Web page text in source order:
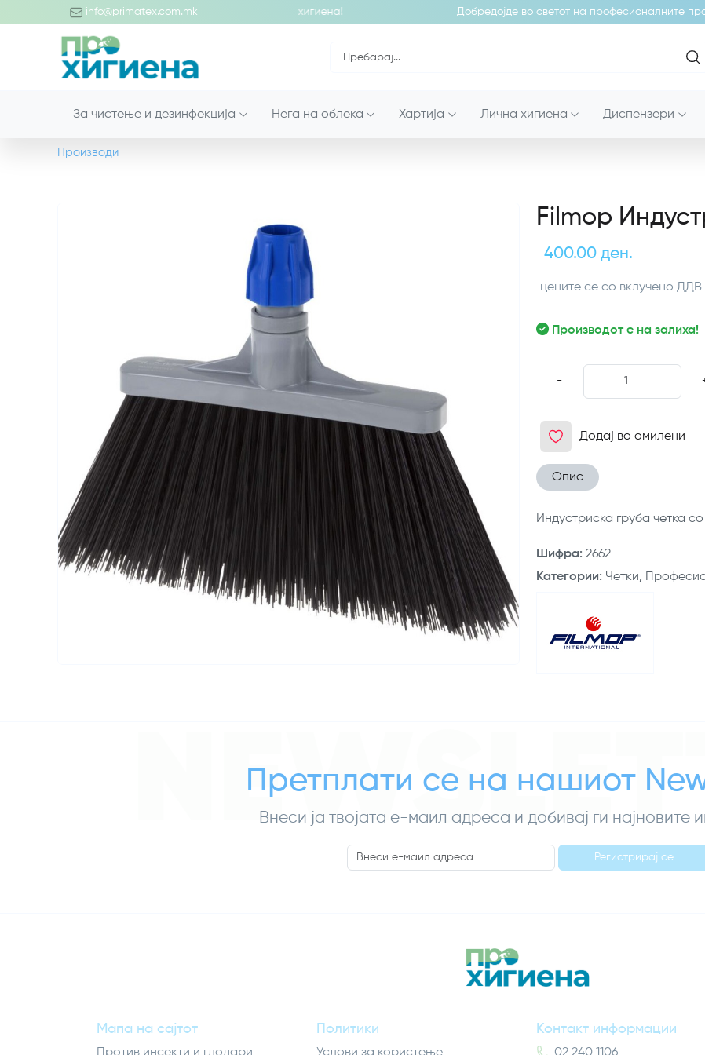
info@primatex.com.mk
во светот на професионалните производи за хигиена! Добредојде во светот на професионалните
За чистење и дезинфекција Нега на облека Хартија Лична хигиена Диспензери
Производи
Filmop
400.00 ден.
цените се со вклучено ДДВ
Производот е на залиха!
-
Додај во омилени
Опис
Индустриска груба четка
Шифра: 2662
Категории: Четки,
Претплати се на нашиот
Внеси ја твојата е-маил адреса и добивај ги најновите
Регистрирај се
Мапа на сајтот Политики Контакт информации